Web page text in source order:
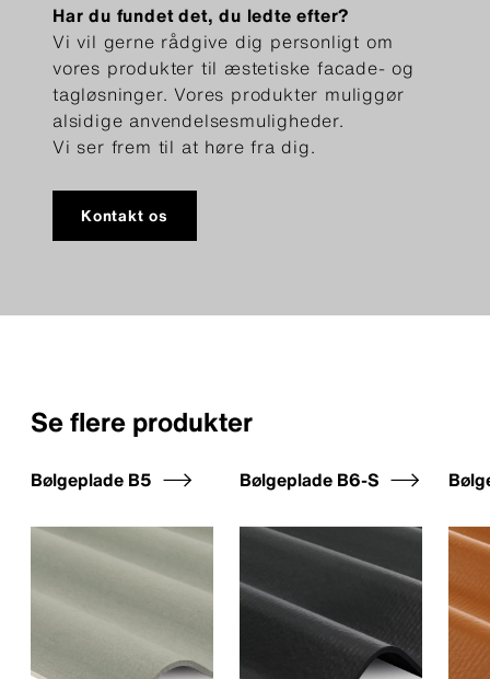
Har du fundet det, du ledte efter?
Vi vil gerne rådgive dig personligt om
vores produkter til æstetiske facade- og
tagløsninger. Vores produkter muliggør
alsidige anvendelsesmuligheder.
Vi ser frem til at høre fra dig.
Kontakt os
Se flere produkter
Bølgeplade B5 Bølgeplade B6-S